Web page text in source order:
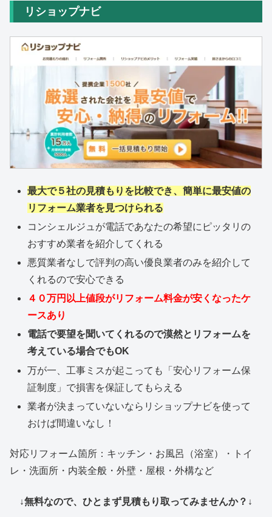
リショップナビ
最大で５社の見積もりを比較でき、簡単に最安値の
リフォーム業者を見つけられる
コンシェルジュが電話であなたの希望にピッタリの
おすすめ業者を紹介してくれる
悪質業者なしで評判の高い優良業者のみを紹介して
くれるので安心できる
４０万円以上値段がリフォーム料金が安くなったケ
ースあり
電話で要望を聞いてくれるので漠然とリフォームを
考えている場合でもOK
万が一、工事ミスが起こっても「安心リフォーム保
証制度」で損害を保証してもらえる
業者が決まっていないならリショップナビを使って
おけば間違いなし！
対応リフォーム箇所：キッチン・お風呂（浴室）・トイ
レ・洗面所・内装全般・外壁・屋根・外構など
↓無料なので、ひとまず見積もり取ってみませんか？↓